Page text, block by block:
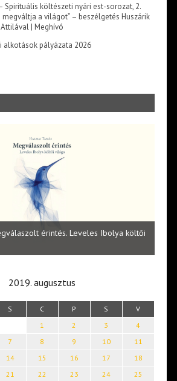
Spirituális költészeti nyári est-sorozat, 2.
megváltja a világot” – beszélgetés Huszárik
| Meghívó
alkotások pályázata 2026
érintés. Leveles Ibolya költői
2019. augusztus
S C P S V
1 2 3
4
7 8 9 10
11
14 15 16 17
18
21 22 23 24
25